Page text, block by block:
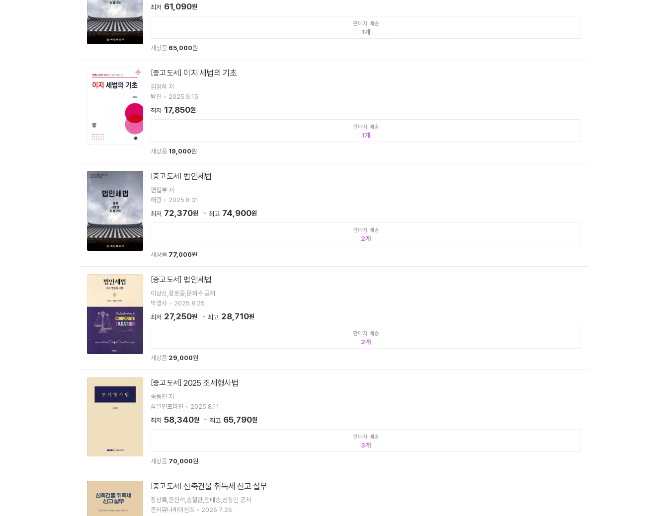
최저 61,090원
판매자 배송
1
새상품 65,000원
[중고 도서] 이지 세법의 기초
김경하 저
탐진
2025.9.15.
최저 17,850원
판매자 배송
1
새상품 19,000원
[중고 도서] 법인세법
편집부 저
해광
2025.8.31.
최저 72,370원 최고 74,900원
판매자 배송
2
새상품 77,000원
[중고 도서] 법인세법
이상신,장호중,문희수 공저
박영사
2025.8.25.
최저 27,250원 최고 28,710원
판매자 배송
2
새상품 29,000원
[중고 도서] 2025 조세형사법
송동진 저
삼일인포마인
2025.8.11.
최저 58,340원 최고 65,790원
판매자 배송
3
새상품 70,000원
[중고 도서] 신축건물 취득세 신고 실무
장상록,윤진석,송철한,전배승,성창민 공저
준커뮤니케이션즈
2025.7.25.